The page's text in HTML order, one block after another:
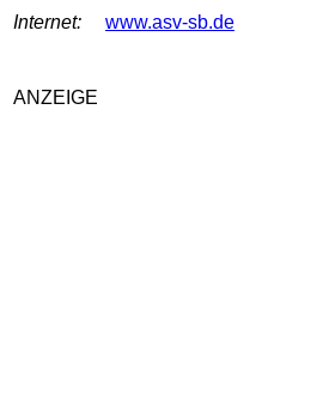
Internet:
www.asv-sb.de
ANZEIGE